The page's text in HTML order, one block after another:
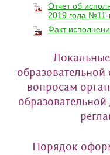
Отчет об
2019 года
Факт
вопросам
Порядок